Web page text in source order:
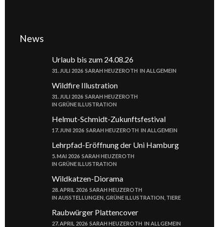
News
Urlaub bis zum 24.08.26
31. JULI 2026 SARAH HEUZEROTH IN ALLGEMEIN
Wildfire Illustration
31. JULI 2026 SARAH HEUZEROTH
IN GRÜNE ILLUSTRATION
Helmut-Schmidt-Zukunftsfestival
17. JUNI 2026 SARAH HEUZEROTH IN ALLGEMEIN
Lehrpfad-Eröffnung der Uni Hamburg
5. MAI 2026 SARAH HEUZEROTH
IN GRÜNE ILLUSTRATION
Wildkatzen-Diorama
28. APRIL 2026 SARAH HEUZEROTH
IN AUSSTELLUNGEN GRÜNE ILLUSTRATION TIERE
Raubwürger Plattencover
27. APRIL 2026 SARAH HEUZEROTH IN ALLGEMEIN